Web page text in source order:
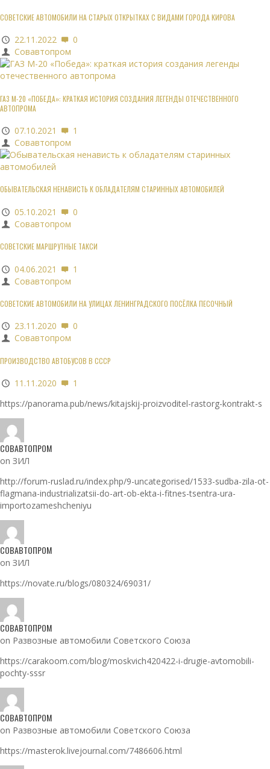
СОВЕТСКИЕ АВТОМОБИЛИ НА СТАРЫХ ОТКРЫТКАХ С ВИДАМИ ГОРОДА КИРОВА
22.11.2022
0
Совавтопром
ГАЗ М-20 «ПОБЕДА»: КРАТКАЯ ИСТОРИЯ СОЗДАНИЯ ЛЕГЕНДЫ ОТЕЧЕСТВЕННОГО
АВТОПРОМА
07.10.2021
1
Совавтопром
ОБЫВАТЕЛЬСКАЯ НЕНАВИСТЬ К ОБЛАДАТЕЛЯМ СТАРИННЫХ АВТОМОБИЛЕЙ
05.10.2021
0
Совавтопром
СОВЕТСКИЕ МАРШРУТНЫЕ ТАКСИ
04.06.2021
1
Совавтопром
СОВЕТСКИЕ АВТОМОБИЛИ НА УЛИЦАХ ЛЕНИНГРАДСКОГО ПОСЁЛКА ПЕСОЧНЫЙ
23.11.2020
0
Совавтопром
ПРОИЗВОДСТВО АВТОБУСОВ В СССР
11.11.2020
1
https://panorama.pub/news/kitajskij-proizvoditel-rastorg-kontrakt-s
СОВАВТОПРОМ
on ЗИЛ
http://forum-ruslad.ru/index.php/9-uncategorised/1533-sudba-zila-ot-
flagmana-industrializatsii-do-art-ob-ekta-i-fitnes-tsentra-ura-
importozameshcheniyu
СОВАВТОПРОМ
on ЗИЛ
https://novate.ru/blogs/080324/69031/
СОВАВТОПРОМ
on Развозные автомобили Советского Союза
https://carakoom.com/blog/moskvich420422-i-drugie-avtomobili-
pochty-sssr
СОВАВТОПРОМ
on Развозные автомобили Советского Союза
https://masterok.livejournal.com/7486606.html